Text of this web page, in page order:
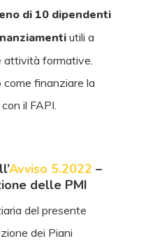
di 10 dipendenti
utili a
attività formative.
finanziare la
il FAPI.
Avviso 5.2022 –
delle PMI
del presente
dei Piani